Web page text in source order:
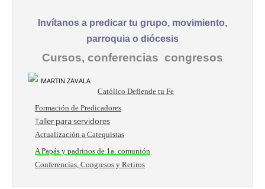
Invítanos a predicar tu grupo, movimiento,
parroquia o diócesis
Cursos, conferencias congresos
Católico Defiende tu Fe
Formación de Predicadores
Taller para servidores
Actualización a Catequistas
A Papás y padrinos de 1a. comunión
Conferencias, Congresos y Retiros